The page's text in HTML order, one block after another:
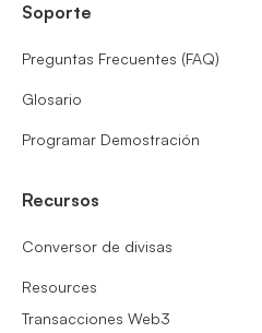
Soporte
Preguntas Frecuentes (FAQ)
Glosario
Programar Demostración
Recursos
Conversor de divisas
Resources
Transacciones Web3